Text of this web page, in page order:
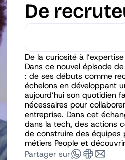
De
De la curiosité à
Dans ce nouvel épisode
: de ses débuts comme
échelons en développant
aujourd’hui son quotidien
nécessaires pour
entreprise. Dans cet
dans la tech, des actions
de construire des équipes
métiers People et
Partager sur